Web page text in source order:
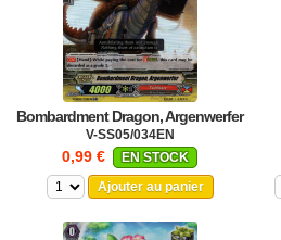
Bombardment Dragon, Argenwerfer
V-SS05/034EN
0,99 €
EN STOCK
Ajouter au panier